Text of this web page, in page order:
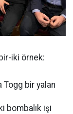
iki örnek:
Togg bir yalan
bombalık işi